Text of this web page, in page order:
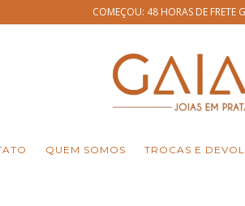
COMEÇOU: 48 HORAS DE FRETE
QUEM SOMOS TROCAS E